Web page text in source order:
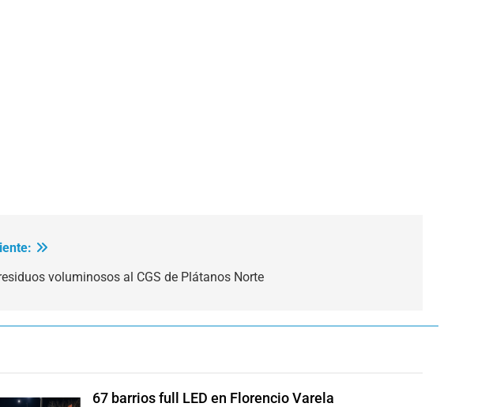
voluminosos al CGS de Plátanos Norte
67 barrios full LED en Florencio Varela